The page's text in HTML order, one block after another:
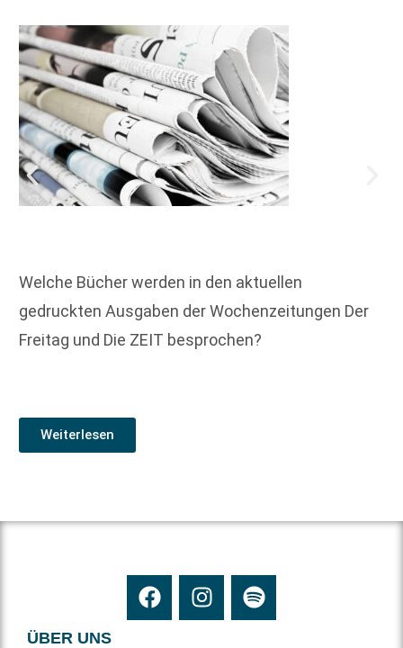
Welche Bücher werden in den aktuellen
gedruckten Ausgaben der Wochenzeitungen Der
Freitag und Die ZEIT besprochen?
Weiterlesen
ÜBER UNS